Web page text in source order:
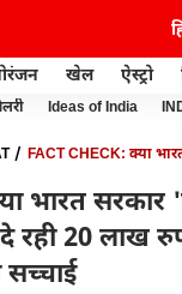
खेल ऐस्ट्रो
Ideas of India
FACT CHECK: क्या
भारत
रही 20 लाख